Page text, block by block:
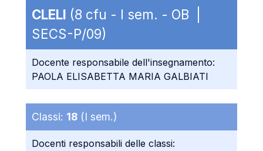
CLELI (8 cfu - I sem. - OB |
SECS-P/09)
Docente responsabile dell'insegnamento:
PAOLA ELISABETTA MARIA GALBIATI
Classi: 18 (I sem.)
Docenti responsabili delle classi: